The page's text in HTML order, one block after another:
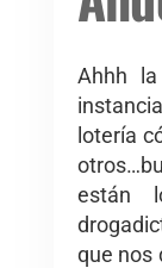
Ahhh
lotería
están
que nos